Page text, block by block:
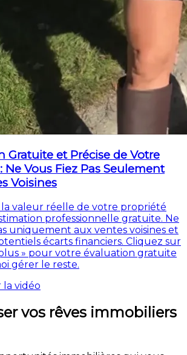
Gratuite et Précise de Votre
Ne Vous Fiez Pas Seulement
Voisines
valeur réelle de votre propriété
professionnelle gratuite. Ne
uniquement aux ventes voisines et
écarts financiers. Cliquez sur
» pour votre évaluation gratuite
gérer le reste.
la vidéo
vos rêves immobiliers